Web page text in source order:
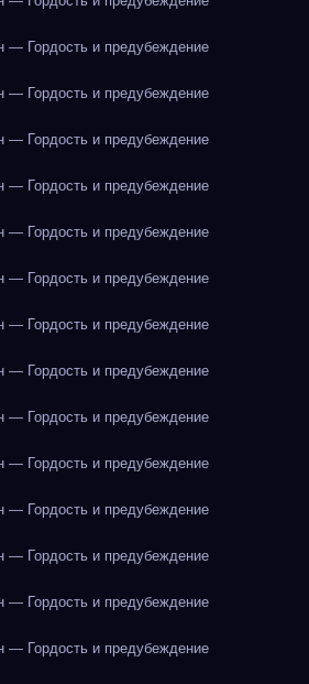
— Гордость и предубеждение
— Гордость и предубеждение
— Гордость и предубеждение
— Гордость и предубеждение
— Гордость и предубеждение
— Гордость и предубеждение
— Гордость и предубеждение
— Гордость и предубеждение
— Гордость и предубеждение
— Гордость и предубеждение
— Гордость и предубеждение
— Гордость и предубеждение
— Гордость и предубеждение
— Гордость и предубеждение